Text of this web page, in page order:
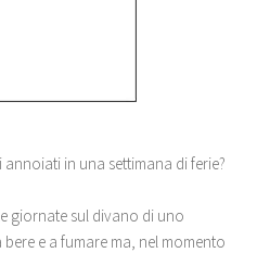
in una settimana di ferie?
giornate sul divano di uno
e a fumare ma, nel momento